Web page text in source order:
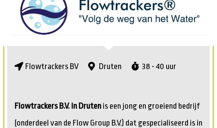
Flowtrackers BV Druten 38 - 40 uur
Flowtrackers B.V. in Druten is een jong en groeiend bedrijf
(onderdeel van de Flow Group B.V.) dat gespecialiseerd is in